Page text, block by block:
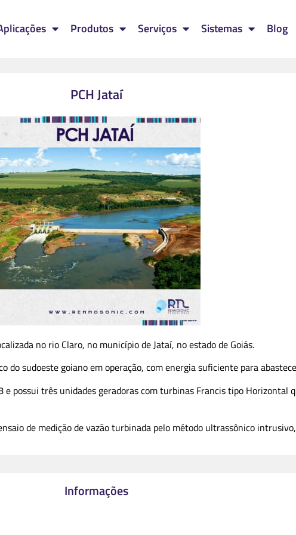
Produtos Serviços Sistemas Blog
PCH Jataí
no rio Claro, no município de Jataí, no estado de Goiás.
do sudoeste goiano em operação, com energia suficiente para
possui três unidades geradoras com turbinas Francis tipo Horizontal
de medição de vazão turbinada pelo método ultrassônico
Informações